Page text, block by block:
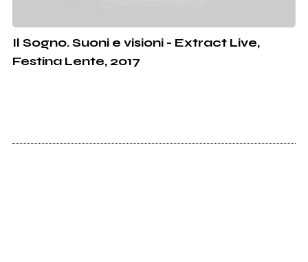
Il Sogno. Suoni e visioni - Extract Live,
Festina Lente, 2017